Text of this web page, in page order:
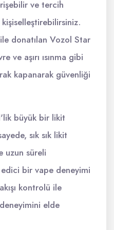
ve tercih
donatılan Vozol Star
ve aşırı ısınma gibi
kapanarak güvenliği
büyük bir likit
sık sık likit
uzun süreli
bir vape deneyimi
kontrolü ile
elde